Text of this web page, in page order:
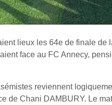
lieux les 64e de finale de
face au FC Annecy,
reviennent
de Chani DAMBURY. Le